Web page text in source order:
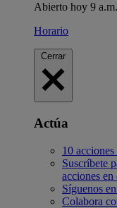
Abierto hoy 9
Horario
Cerrar
Actúa
10
Suscríbete
acciones en
Síguenos
Colabora